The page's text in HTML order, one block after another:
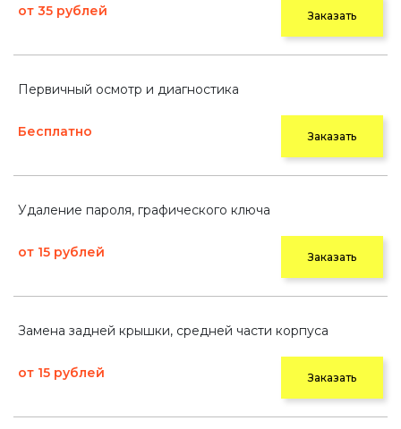
от 35 рублей Заказать
Первичный осмотр и диагностика
Бесплатно Заказать
Удаление пароля, графического ключа
от 15 рублей Заказать
Замена задней крышки, средней части корпуса
от 15 рублей Заказать